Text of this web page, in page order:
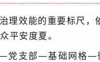
理效能的重要标尺，
平安度夏。
党支部—基础网格—